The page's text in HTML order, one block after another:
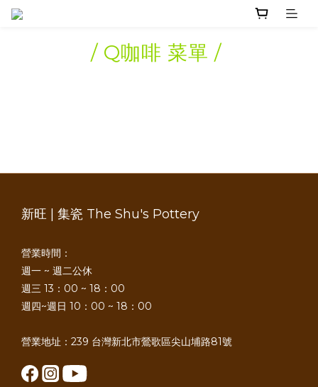
/ Q咖啡 菜單 /
新旺 | 集瓷 The Shu's Pottery
營業時間：
週一 ~ 週二公休
週三 13：00 ~ 18：00
週四~週日 10：00 ~ 18：00
營業地址：239 台灣新北市鶯歌區尖山埔路81號